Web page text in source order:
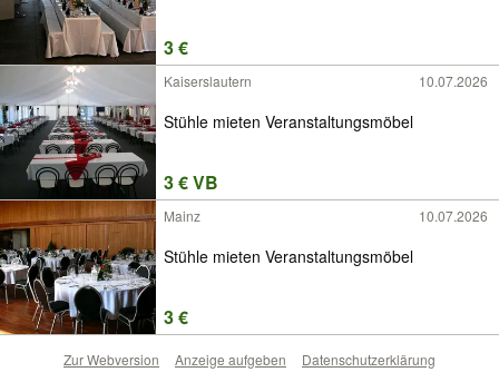
3 €
Kaiserslautern 10.07.2026
Stühle mieten Veranstaltungsmöbel
3 € VB
Mainz 10.07.2026
Stühle mieten Veranstaltungsmöbel
3 €
Zur Webversion Anzeige aufgeben
Datenschutzerklärung